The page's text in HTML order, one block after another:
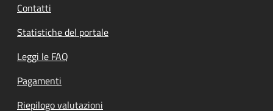
Contatti
Statistiche del portale
Leggi le FAQ
Pagamenti
Riepilogo valutazioni